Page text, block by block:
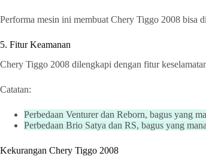
Performa mesin ini membuat Chery Tiggo 2008 bisa
5. Fitur Keamanan
Chery Tiggo 2008 dilengkapi dengan fitur
Catatan:
Perbedaan Venturer dan Reborn, bagus yang
Perbedaan Brio Satya dan RS, bagus yang mana
Kekurangan Chery Tiggo 2008